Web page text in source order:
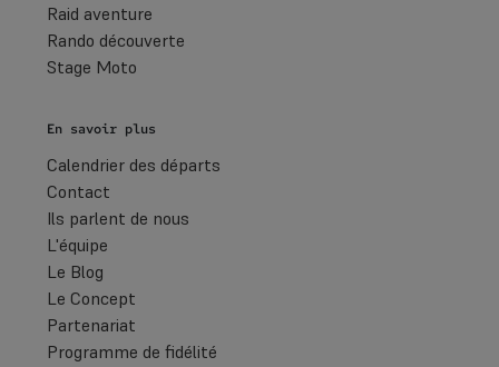
Raid aventure
Rando découverte
Stage Moto
En savoir plus
Calendrier des départs
Contact
Ils parlent de nous
L'équipe
Le Blog
Le Concept
Partenariat
Programme de fidélité